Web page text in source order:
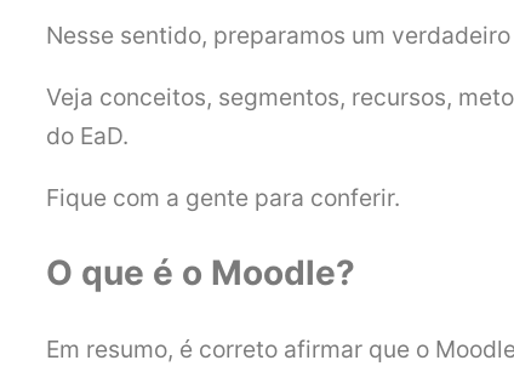
Nesse sentido, preparamos um
Veja conceitos, segmentos, recursos,
do EaD.
Fique com a gente para conferir.
O que é o Moodle?
Em resumo, é correto afirmar que o